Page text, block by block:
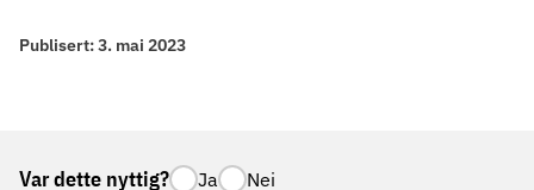
Publisert:3. mai 2023
Var dette nyttig? Ja Nei